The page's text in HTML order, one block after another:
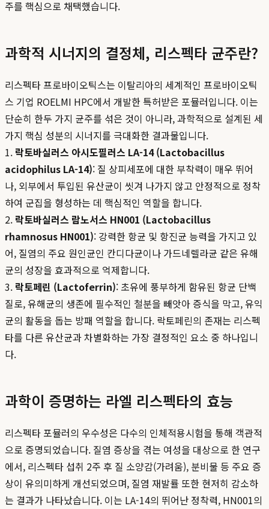
주를 핵심으로 채택했습니다.
과학적 시너지의 결정체, 리스펙타 균주란?
리스펙타 프로바이오틱스는 이탈리아의 세계적인 프로바이오틱
스 기업 ROELMI HPC에서 개발한 특허받은 포뮬러입니다. 이는
단순히 한두 가지 균주를 섞은 것이 아니라, 과학적으로 설계된 세
가지 핵심 성분의 시너지를 극대화한 결과물입니다.
1. 락토바실러스 아시도필러스 LA-14 (Lactobacillus
acidophilus LA-14): 질 상피세포에 대한 부착력이 매우 뛰어
나, 외부에서 투입된 유산균이 씻겨 나가지 않고 안정적으로 정착
하여 군집을 형성하는 데 핵심적인 역할을 합니다.
2. 락토바실러스 람노서스 HN001 (Lactobacillus
rhamnosus HN001): 강력한 항균 및 항진균 능력을 가지고 있
어, 질염의 주요 원인균인 칸디다균이나 가드네렐라균 같은 유해
균의 성장을 효과적으로 억제합니다.
3. 락토페린 (Lactoferrin): 초유에 풍부하게 함유된 항균 단백
질로, 유해균의 생존에 필수적인 철분을 빼앗아 증식을 막고, 유익
균의 활동을 돕는 방패 역할을 합니다. 락토페린의 존재는 리스펙
타를 다른 유산균과 차별화하는 가장 결정적인 요소 중 하나입니
다.
과학이 증명하는 라엘 리스펙타의 효능
리스펙타 포뮬러의 우수성은 다수의 인체적용시험을 통해 객관적
으로 증명되었습니다. 질염 증상을 겪는 여성을 대상으로 한 연구
에서, 리스펙타 섭취 2주 후 질 소양감(가려움), 분비물 등 주요 증
상이 유의미하게 개선되었으며, 질염 재발률 또한 현저히 감소하
는 결과가 나타났습니다. 이는 LA-14의 뛰어난 정착력, HN001의